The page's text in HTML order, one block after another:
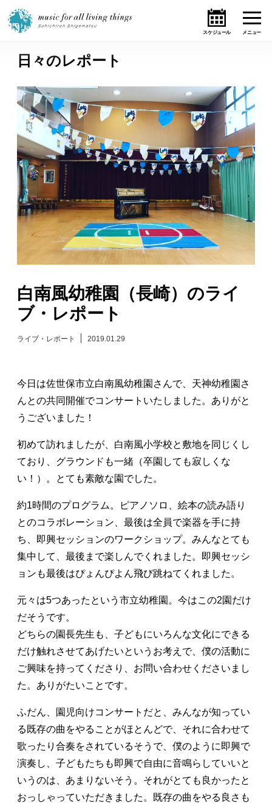
ホーム
ニュース
テーマ
ライブ・スケジュール
作品
オンライン・ショップ
日々のレポート
演奏依頼
日々のレポート
白南風幼稚園（長崎）のライ
ブ・レポート
ライブ・レポート 2019.01.29
今日は佐世保市立白南風幼稚園さんで、天神幼稚園さ
んとの共同開催でコンサートいたしました。ありがと
うございました！
初めて訪れましたが、白南風小学校と敷地を同じくし
ており、グラウンドも一緒（卒園しても寂しくな
い！）。とても素敵な園でした。
約1時間のプログラム。ピアノソロ、絵本の読み語り
とのコラボレーション、最後は全員で楽器を手に持
ち、即興セッションのワークショップ。みんなとても
集中して、最後まで楽しんでくれました。即興セッシ
ョンも最後はぴょんぴよん飛び跳ねてくれました。
元々は5つあったという市立幼稚園。今はこの2園だけ
だそうです。
どちらの園長先生も、子どもにいろんな文化にできる
だけ触れさせてあげたいというお考えで、僕の活動に
ご興味を持ってくださり、お問い合わせくださいまし
た。ありがたいことです。
ふだん、園児向けコンサートだと、みんなが知ってい
る既存の曲をやることがほとんどで、それに合わせて
歌ったり合奏をされているそうで、僕のように即興で
演奏し、子どもたちも即興で自由に音鳴らしていいと
いうのは、あまりないそう。それがとても良かったと
おっしゃっていただきました。既存の曲をやる良さも